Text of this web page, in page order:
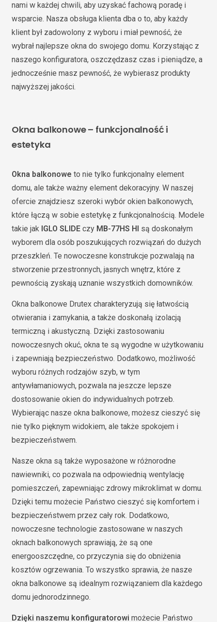
nami w każdej chwili, aby uzyskać fachową poradę i
wsparcie. Nasza obsługa klienta dba o to, aby każdy
klient był zadowolony z wyboru i miał pewność, że
wybrał najlepsze okna do swojego domu. Korzystając z
naszego konfiguratora, oszczędzasz czas i pieniądze, a
jednocześnie masz pewność, że wybierasz produkty
najwyższej jakości.
Okna balkonowe – funkcjonalność i
estetyka
Okna balkonowe to nie tylko funkcjonalny element
domu, ale także ważny element dekoracyjny. W naszej
ofercie znajdziesz szeroki wybór okien balkonowych,
które łączą w sobie estetykę z funkcjonalnością. Modele
takie jak IGLO SLIDE czy MB-77HS HI są doskonałym
wyborem dla osób poszukujących rozwiązań do dużych
przeszkleń. Te nowoczesne konstrukcje pozwalają na
stworzenie przestronnych, jasnych wnętrz, które z
pewnością zyskają uznanie wszystkich domowników.
Okna balkonowe Drutex charakteryzują się łatwością
otwierania i zamykania, a także doskonałą izolacją
termiczną i akustyczną. Dzięki zastosowaniu
nowoczesnych okuć, okna te są wygodne w użytkowaniu
i zapewniają bezpieczeństwo. Dodatkowo, możliwość
wyboru różnych rodzajów szyb, w tym
antywłamaniowych, pozwala na jeszcze lepsze
dostosowanie okien do indywidualnych potrzeb.
Wybierając nasze okna balkonowe, możesz cieszyć się
nie tylko pięknym widokiem, ale także spokojem i
bezpieczeństwem.
Nasze okna są także wyposażone w różnorodne
nawiewniki, co pozwala na odpowiednią wentylację
pomieszczeń, zapewniając zdrowy mikroklimat w domu.
Dzięki temu możecie Państwo cieszyć się komfortem i
bezpieczeństwem przez cały rok. Dodatkowo,
nowoczesne technologie zastosowane w naszych
oknach balkonowych sprawiają, że są one
energooszczędne, co przyczynia się do obniżenia
kosztów ogrzewania. To wszystko sprawia, że nasze
okna balkonowe są idealnym rozwiązaniem dla każdego
domu jednorodzinnego.
Dzięki naszemu konfiguratorowi możecie Państwo